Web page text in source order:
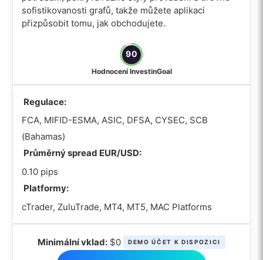
sofistikovanosti grafů, takže můžete aplikaci
přizpůsobit tomu, jak obchodujete.
90
Hodnocení InvestinGoal
Regulace:
FCA, MIFID-ESMA, ASIC, DFSA, CYSEC, SCB
(Bahamas)
Průměrný spread EUR/USD:
0.10 pips
Platformy:
cTrader, ZuluTrade, MT4, MT5, MAC Platforms
Minimální vklad: $0 DEMO ÚČET K DISPOZICI